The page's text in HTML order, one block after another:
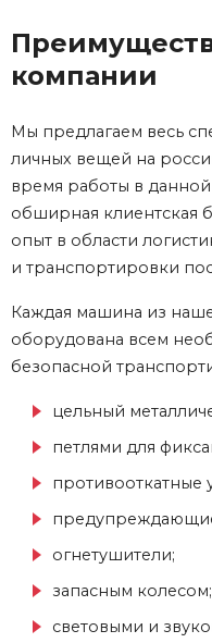
компании
Мы предлагаем весь
личных вещей на
время работы в
обширная клиентская
опыт в области
и транспортировки
Каждая машина из
оборудована всем
безопасной
цельный
петлями для
противооткатные
огнетушители;
запасным колесом;
световыми и